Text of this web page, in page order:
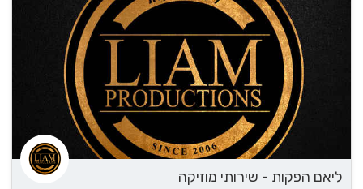
ליאם הפקות - שירותי מוזיקה